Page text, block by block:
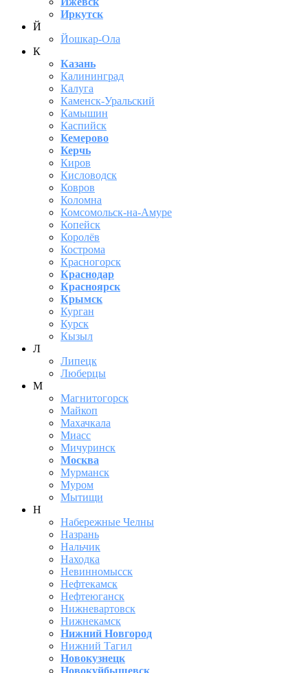
Иркутск
Й
Йошкар-Ола
К
Казань
Калининград
Калуга
Каменск-Уральский
Камышин
Каспийск
Кемерово
Керчь
Киров
Кисловодск
Ковров
Коломна
Комсомольск-на-Амуре
Копейск
Королёв
Кострома
Красногорск
Краснодар
Красноярск
Крымск
Курган
Курск
Кызыл
Л
Липецк
Люберцы
М
Магнитогорск
Майкоп
Махачкала
Миасс
Мичуринск
Москва
Мурманск
Муром
Мытищи
Н
Набережные Челны
Назрань
Нальчик
Находка
Невинномысск
Нефтекамск
Нефтеюганск
Нижневартовск
Нижнекамск
Нижний Новгород
Нижний Тагил
Новокузнецк
Новокуйбышевск